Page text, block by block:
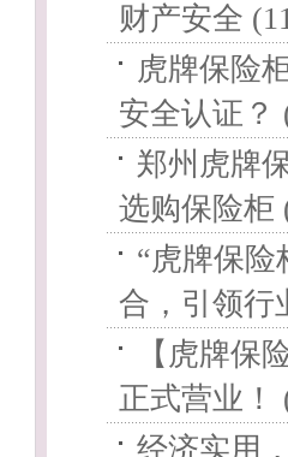
财产安全
虎牌保险
安全认证？
郑州虎牌
选购保险柜
“虎牌保
合，引领行
【虎牌保
正式营业！
经济实用